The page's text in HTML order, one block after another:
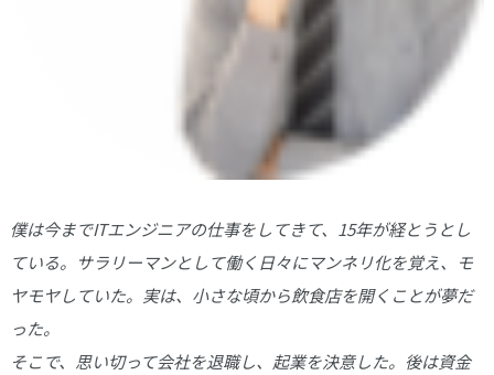
僕は今までITエンジニアの仕事をしてきて、15年が経とうとし
ている。サラリーマンとして働く日々にマンネリ化を覚え、モ
ヤモヤしていた。実は、小さな頃から飲食店を開くことが夢だ
った。
そこで、思い切って会社を退職し、起業を決意した。後は資金